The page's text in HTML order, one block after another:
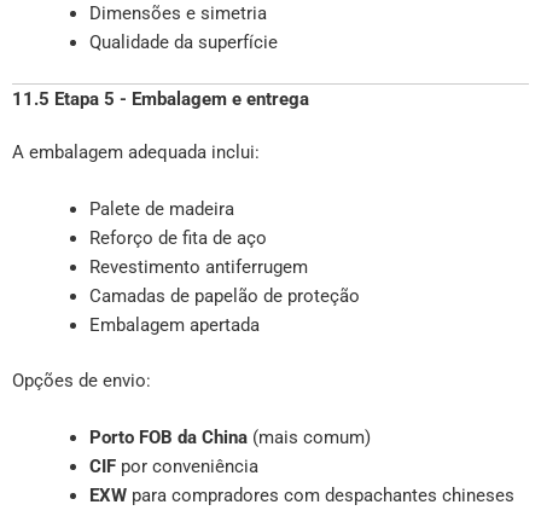
Dimensões e simetria
Qualidade da superfície
11.5 Etapa 5 - Embalagem e entrega
A embalagem adequada inclui:
Palete de madeira
Reforço de fita de aço
Revestimento antiferrugem
Camadas de papelão de proteção
Embalagem apertada
Opções de envio:
Porto FOB da China(mais comum)
CIFpor conveniência
EXWpara compradores com despachantes chineses